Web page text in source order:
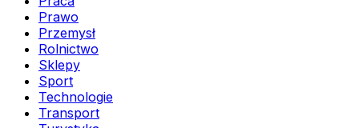
Prawo
Przemysł
Rolnictwo
Sklepy
Sport
Technologie
Transport